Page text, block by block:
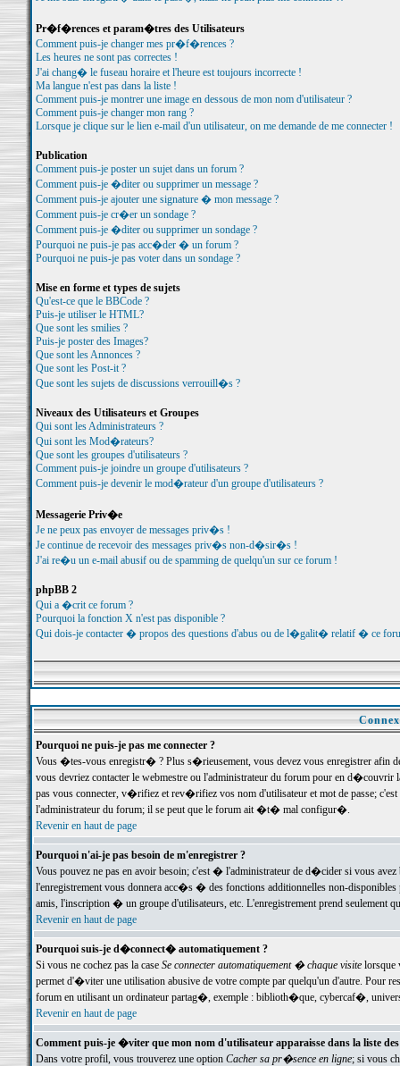
Pr�f�rences et param�tres des Utilisateurs
Comment puis-je changer mes pr�f�rences ?
Les heures ne sont pas correctes !
J'ai chang� le fuseau horaire et l'heure est toujours incorrecte !
Ma langue n'est pas dans la liste !
Comment puis-je montrer une image en dessous de mon nom d'utilisateur ?
Comment puis-je changer mon rang ?
Lorsque je clique sur le lien e-mail d'un utilisateur, on me demande de me connecter !
Publication
Comment puis-je poster un sujet dans un forum ?
Comment puis-je �diter ou supprimer un message ?
Comment puis-je ajouter une signature � mon message ?
Comment puis-je cr�er un sondage ?
Comment puis-je �diter ou supprimer un sondage ?
Pourquoi ne puis-je pas acc�der � un forum ?
Pourquoi ne puis-je pas voter dans un sondage ?
Mise en forme et types de sujets
Qu'est-ce que le BBCode ?
Puis-je utiliser le HTML?
Que sont les smilies ?
Puis-je poster des Images?
Que sont les Annonces ?
Que sont les Post-it ?
Que sont les sujets de discussions verrouill�s ?
Niveaux des Utilisateurs et Groupes
Qui sont les Administrateurs ?
Qui sont les Mod�rateurs?
Que sont les groupes d'utilisateurs ?
Comment puis-je joindre un groupe d'utilisateurs ?
Comment puis-je devenir le mod�rateur d'un groupe d'utilisateurs ?
Messagerie Priv�e
Je ne peux pas envoyer de messages priv�s !
Je continue de recevoir des messages priv�s non-d�sir�s !
J'ai re�u un e-mail abusif ou de spamming de quelqu'un sur ce forum !
phpBB 2
Qui a �crit ce forum ?
Pourquoi la fonction X n'est pas disponible ?
Qui dois-je contacter � propos des questions d'abus ou de l�galit� relatif � ce
Pourquoi ne puis-je pas me connecter ?
Vous �tes-vous enregistr� ? Plus s�rieusement, vous devez vous enregistrer
vous devriez contacter le webmestre ou l'administrateur du forum pour en
pas vous connecter, v�rifiez et rev�rifiez vos nom d'utilisateur et mot de passe;
l'administrateur du forum; il se peut que le forum ait �t� mal configur�.
Revenir en haut de page
Pourquoi n'ai-je pas besoin de m'enregistrer ?
Vous pouvez ne pas en avoir besoin; c'est � l'administrateur de d�cider si vous
l'enregistrement vous donnera acc�s � des fonctions additionnelles non-
amis, l'inscription � un groupe d'utilisateurs, etc. L'enregistrement prend seulement
Revenir en haut de page
Pourquoi suis-je d�connect� automatiquement ?
Si vous ne cochez pas la case Se connecter automatiquement � chaque visitelorsque
permet d'�viter une utilisation abusive de votre compte par quelqu'un d'autre. Pour
forum en utilisant un ordinateur partag�, exemple : biblioth�que, cybercaf�,
Revenir en haut de page
Comment puis-je �viter que mon nom d'utilisateur apparaisse dans la liste
Dans votre profil, vous trouverez une option Cacher sa pr�sence en ligne; si vous